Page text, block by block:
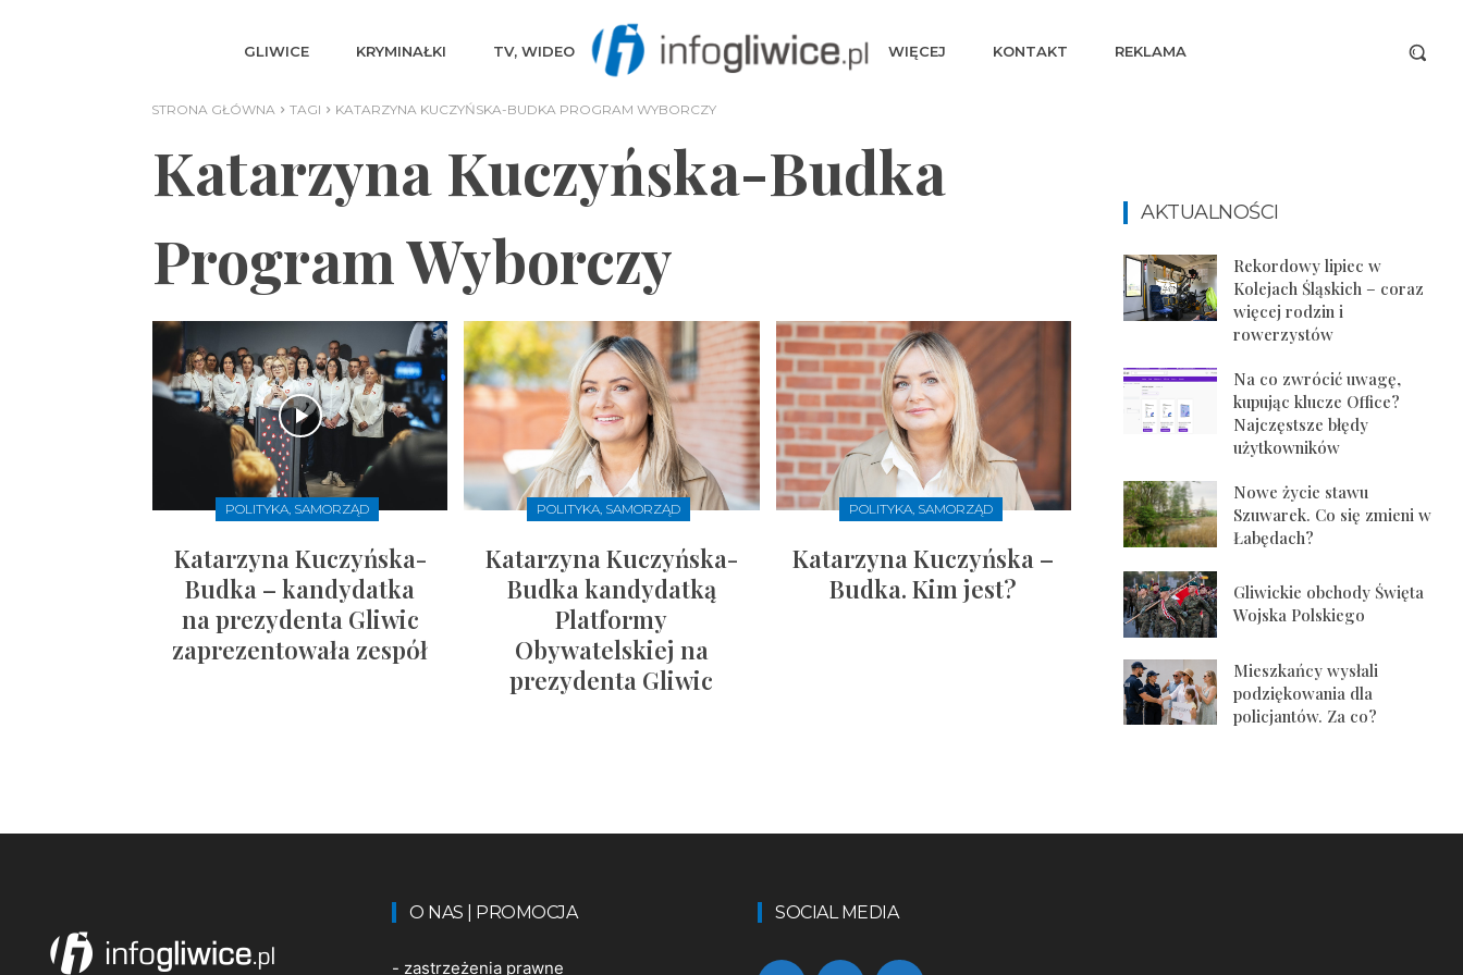
GLIWICE KRYMINAŁKI TV, WIDEO WIĘCEJ KONTAKT REKLAMA
STRONA GŁÓWNA TAGI KATARZYNA KUCZYŃSKA-BUDKA PROGRAM WYBORCZY
Katarzyna Kuczyńska-Budka
Program Wyborczy
POLITYKA, SAMORZĄD
Katarzyna Kuczyńska-
Budka – kandydatka
na prezydenta Gliwic
zaprezentowała zespół
POLITYKA, SAMORZĄD
Katarzyna Kuczyńska-
Budka kandydatką
Platformy
Obywatelskiej na
prezydenta Gliwic
POLITYKA, SAMORZĄD
Katarzyna Kuczyńska –
Budka. Kim jest?
AKTUALNOŚCI
Rekordowy lipiec w
Kolejach Śląskich – coraz
więcej rodzin i
rowerzystów
Na co zwrócić uwagę,
kupując klucze Office?
Najczęstsze błędy
użytkowników
Nowe życie stawu
Szuwarek. Co się zmieni w
Łabędach?
Gliwickie obchody Święta
Wojska Polskiego
Mieszkańcy wysłali
podziękowania dla
policjantów. Za co?
O NAS | PROMOCJA
- zastrzeżenia prawne
SOCIAL MEDIA